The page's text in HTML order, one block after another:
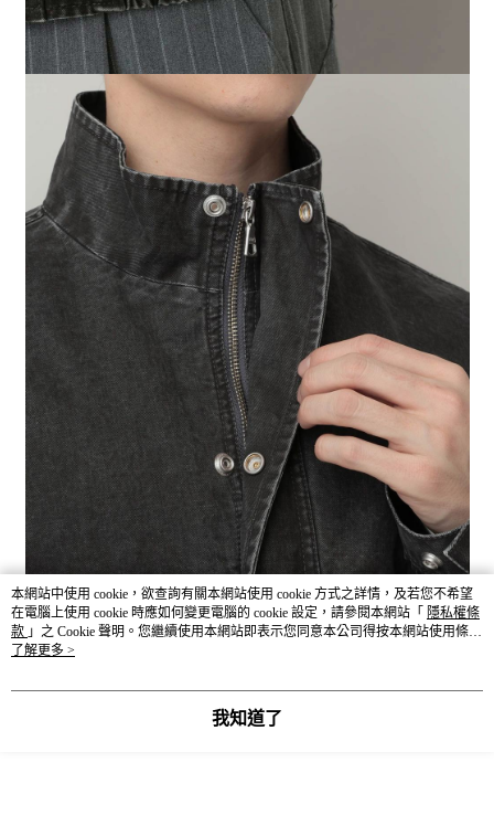
本網站中使用 cookie，欲查詢有關本網站使用 cookie 方式之詳情，及若您不希望
在電腦上使用 cookie 時應如何變更電腦的 cookie 設定，請參閱本網站「 隱私權條
款 」之 Cookie 聲明。您繼續使用本網站即表示您同意本公司得按本網站使用條款
之 Cookie 聲明使用 cookie。
了解更多 >
我知道了